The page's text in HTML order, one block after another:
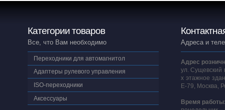
Категории товаров
Все, что Вам необходимо
Переходники для автомагнитол
Адаптеры рулевого управления
ISO-переходники
Аксессуары
Адреса и
Адрес
ул. Сущевский
х этажное
E-79, Москва,
Время